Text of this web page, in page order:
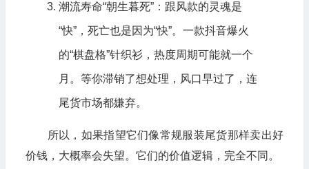
潮流寿命“朝生暮死”：跟风款的灵魂是
“快”，死亡也是因为“快”。一款抖音爆火
的“棋盘格”针织衫，热度周期可能就一个
月。等你滞销了想处理，风口早过了，连
尾货市场都嫌弃。
所以，如果指望它们像常规服装尾货那样卖出好
价钱，大概率会失望。它们的价值逻辑，完全不同。